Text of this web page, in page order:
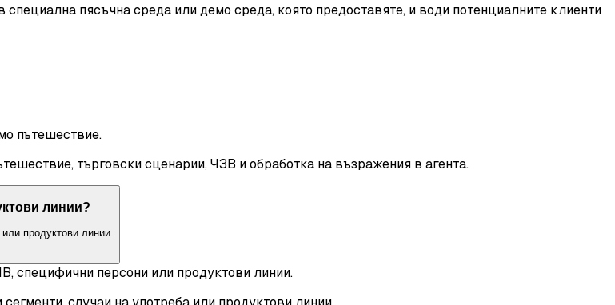
пясъчна среда или демо среда, която предоставяте, и води потенциалните клиенти
пътешествие.
търговски сценарии, ЧЗВ и обработка на възражения в агента.
линии?
продуктови линии.
специфични персони или продуктови линии.